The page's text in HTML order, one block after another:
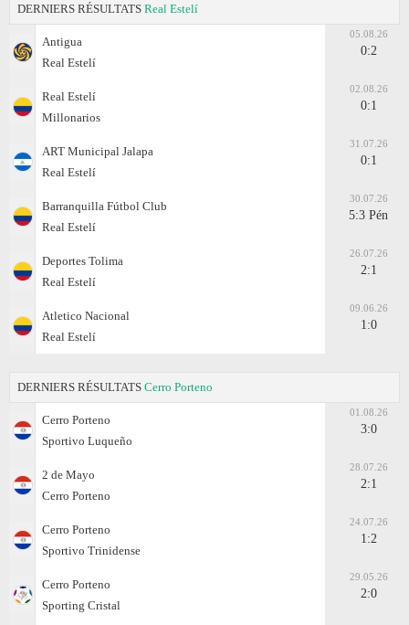
DERNIERS RÉSULTATS Real Estelí
Antigua
Real Estelí
05.08.26
0:2
Real Estelí
Millonarios
02.08.26
0:1
ART Municipal Jalapa
Real Estelí
31.07.26
0:1
Barranquilla Fútbol Club
Real Estelí
30.07.26
5:3 Pén
Deportes Tolima
Real Estelí
26.07.26
2:1
Atletico Nacional
Real Estelí
09.06.26
1:0
DERNIERS RÉSULTATS Cerro Porteno
Cerro Porteno
Sportivo Luqueño
01.08.26
3:0
2 de Mayo
Cerro Porteno
28.07.26
2:1
Cerro Porteno
Sportivo Trinidense
24.07.26
1:2
Cerro Porteno
Sporting Cristal
29.05.26
2:0